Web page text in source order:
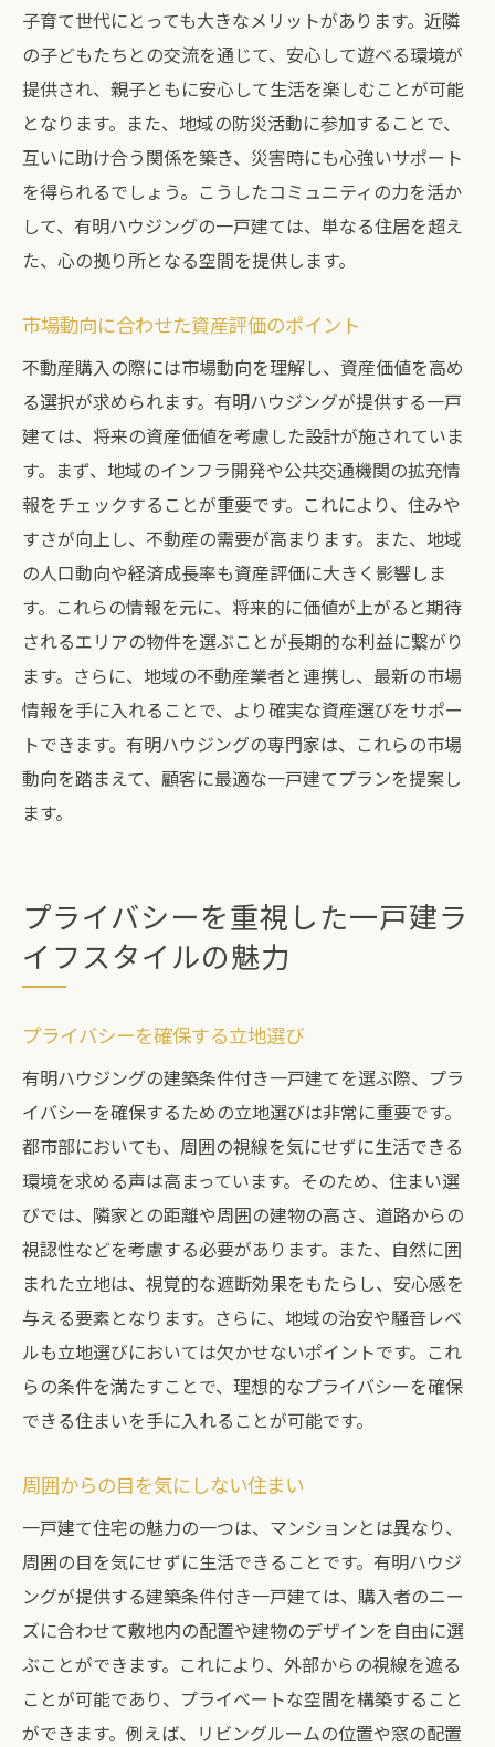
子育て世代にとっても大きなメリットがあります。近隣
の子どもたちとの交流を通じて、安心して遊べる環境が
提供され、親子ともに安心して生活を楽しむことが可能
となります。また、地域の防災活動に参加することで、
互いに助け合う関係を築き、災害時にも心強いサポート
を得られるでしょう。こうしたコミュニティの力を活か
して、有明ハウジングの一戸建ては、単なる住居を超え
た、心の拠り所となる空間を提供します。
市場動向に合わせた資産評価のポイント
不動産購入の際には市場動向を理解し、資産価値を高め
る選択が求められます。有明ハウジングが提供する一戸
建ては、将来の資産価値を考慮した設計が施されていま
す。まず、地域のインフラ開発や公共交通機関の拡充情
報をチェックすることが重要です。これにより、住みや
すさが向上し、不動産の需要が高まります。また、地域
の人口動向や経済成長率も資産評価に大きく影響しま
す。これらの情報を元に、将来的に価値が上がると期待
されるエリアの物件を選ぶことが長期的な利益に繋がり
ます。さらに、地域の不動産業者と連携し、最新の市場
情報を手に入れることで、より確実な資産選びをサポー
トできます。有明ハウジングの専門家は、これらの市場
動向を踏まえて、顧客に最適な一戸建てプランを提案し
ます。
プライバシーを重視した一戸建ラ
イフスタイルの魅力
プライバシーを確保する立地選び
有明ハウジングの建築条件付き一戸建てを選ぶ際、プラ
イバシーを確保するための立地選びは非常に重要です。
都市部においても、周囲の視線を気にせずに生活できる
環境を求める声は高まっています。そのため、住まい選
びでは、隣家との距離や周囲の建物の高さ、道路からの
視認性などを考慮する必要があります。また、自然に囲
まれた立地は、視覚的な遮断効果をもたらし、安心感を
与える要素となります。さらに、地域の治安や騒音レベ
ルも立地選びにおいては欠かせないポイントです。これ
らの条件を満たすことで、理想的なプライバシーを確保
できる住まいを手に入れることが可能です。
周囲からの目を気にしない住まい
一戸建て住宅の魅力の一つは、マンションとは異なり、
周囲の目を気にせずに生活できることです。有明ハウジ
ングが提供する建築条件付き一戸建ては、購入者のニー
ズに合わせて敷地内の配置や建物のデザインを自由に選
ぶことができます。これにより、外部からの視線を遮る
ことが可能であり、プライベートな空間を構築すること
ができます。例えば、リビングルームの位置や窓の配置